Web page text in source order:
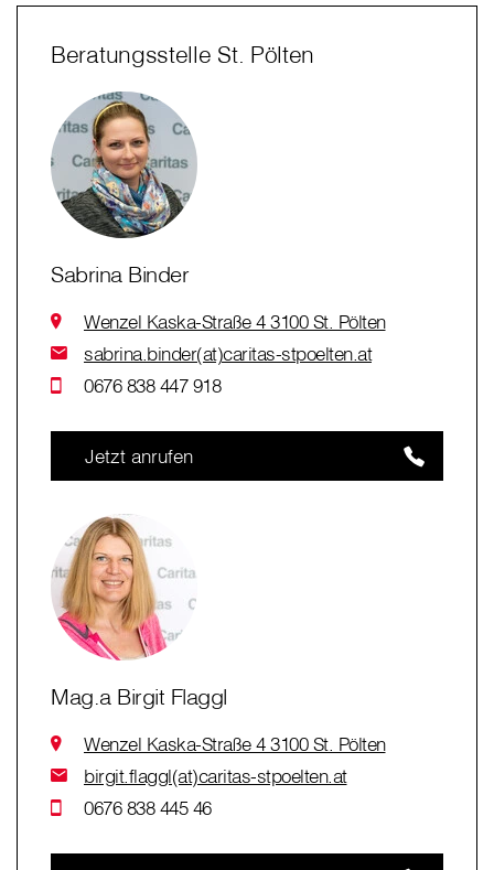
Beratungsstelle St. Pölten
Sabrina Binder
Wenzel Kaska-Straße 4 3100 St. Pölten
sabrina.binder(at)caritas-stpoelten.at
0676 838 447 918
Jetzt anrufen
Mag.a Birgit Flaggl
Wenzel Kaska-Straße 4 3100 St. Pölten
birgit.flaggl(at)caritas-stpoelten.at
0676 838 445 46